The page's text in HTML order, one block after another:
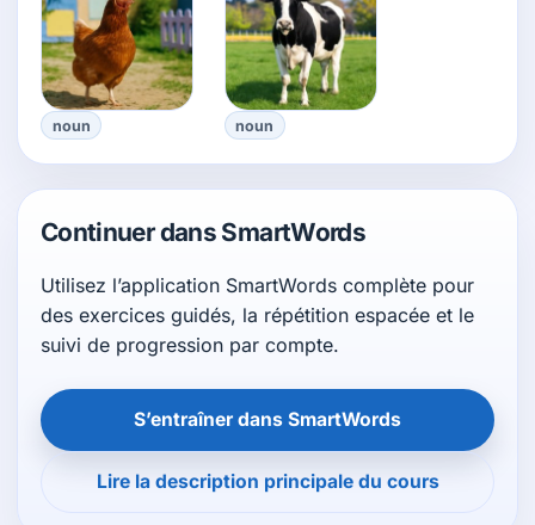
noun noun
Continuer dans SmartWords
Utilisez l’application SmartWords complète pour
des exercices guidés, la répétition espacée et le
suivi de progression par compte.
S’entraîner dans SmartWords
Lire la description principale du cours